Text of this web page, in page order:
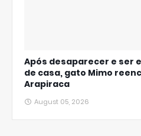
Após desaparecer e ser
de casa, gato Mimo
Arapiraca
August 05, 2026